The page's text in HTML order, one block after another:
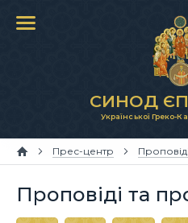
СИНОД
Української Греко-
Прес-центр
Проповіді та